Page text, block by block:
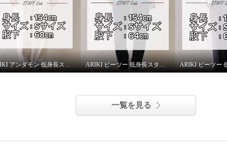
ARIKI アンダモン 低身長スタッフがはいてみました！ ARIKI ピーツー 低身長スタッフがはいてみました！
一覧を見る